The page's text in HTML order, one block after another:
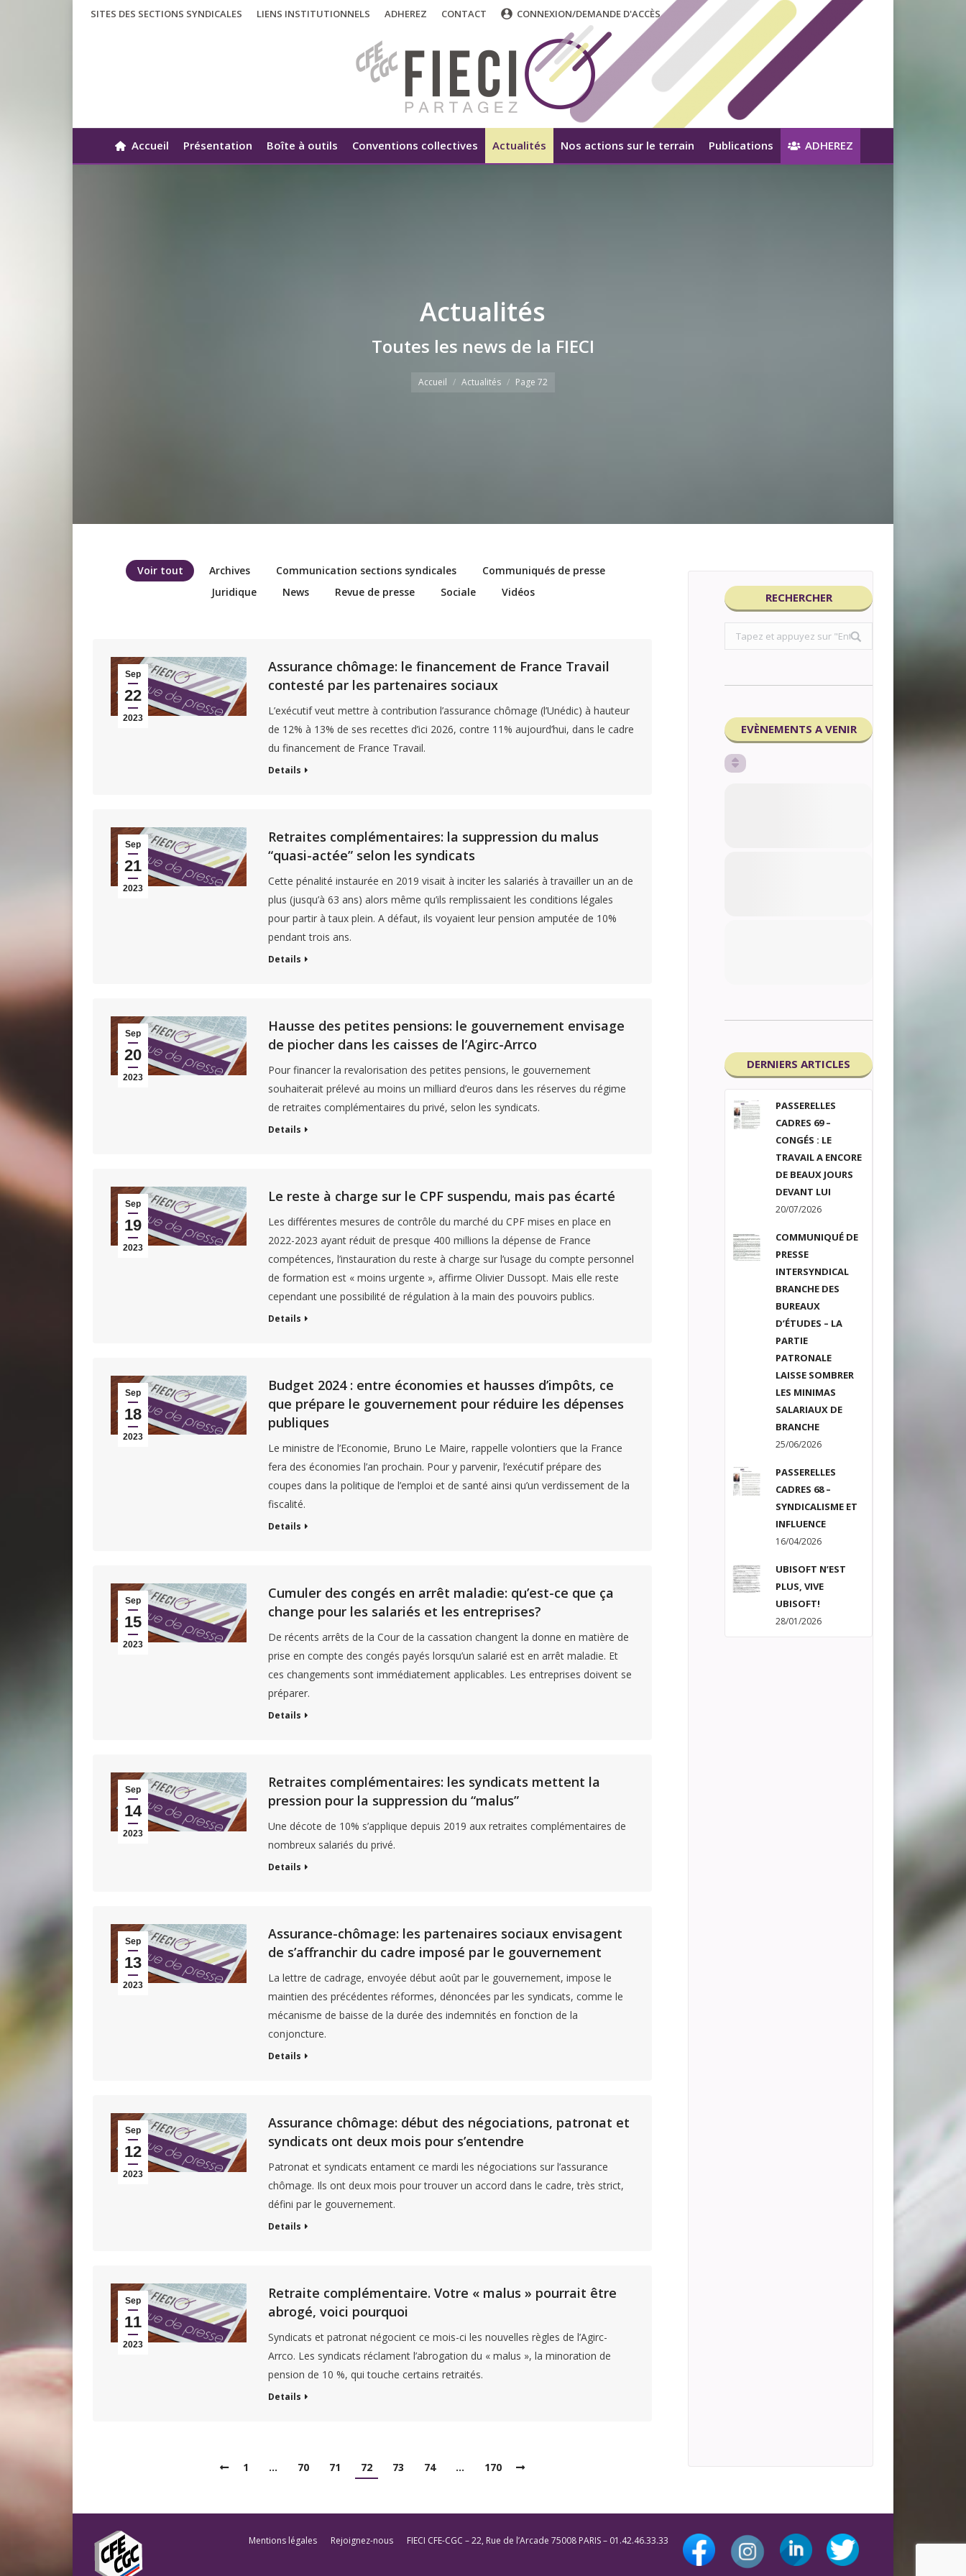
SITES DES SECTIONS SYNDICALES LIENS INSTITUTIONNELS ADHEREZ CONTACT CONNEXION/DEMANDE D'ACCÈS
Accueil Présentation Boîte à outils Conventions collectives Actualités Nos actions sur le terrain Publications ADHEREZ
Actualités
Toutes les news de la FIECI
Vous êtes ici
Accueil Actualités Page 72
Voir tout Archives Communication sections syndicales
Communiqués de presse
Juridique
News Revue de presse Sociale Vidéos
Sep
22
2023
Assurance chômage: le financement de France Travail
contesté par les partenaires sociaux
L’exécutif veut mettre à contribution l’assurance chômage (l’Unédic) à hauteur
de 12% à 13% de ses recettes d’ici 2026, contre 11% aujourd’hui, dans le cadre
du financement de France Travail.
Details
Sep
21
2023
Retraites complémentaires: la suppression du malus
“quasi-actée” selon les syndicats
Cette pénalité instaurée en 2019 visait à inciter les salariés à travailler un an de
plus (jusqu’à 63 ans) alors même qu’ils remplissaient les conditions légales
pour partir à taux plein. A défaut, ils voyaient leur pension amputée de 10%
pendant trois ans.
Details
Sep
20
2023
Hausse des petites pensions: le gouvernement envisage
de piocher dans les caisses de l’Agirc-Arrco
Pour financer la revalorisation des petites pensions, le gouvernement
souhaiterait prélevé au moins un milliard d’euros dans les réserves du régime
de retraites complémentaires du privé, selon les syndicats.
Details
Sep
19
2023
Le reste à charge sur le CPF suspendu, mais pas écarté
Les différentes mesures de contrôle du marché du CPF mises en place en
2022-2023 ayant réduit de presque 400 millions la dépense de France
compétences, l’instauration du reste à charge sur l’usage du compte personnel
de formation est « moins urgente », affirme Olivier Dussopt. Mais elle reste
cependant une possibilité de régulation à la main des pouvoirs publics.
Details
Sep
18
2023
Budget 2024 : entre économies et hausses d’impôts, ce
que prépare le gouvernement pour réduire les dépenses
publiques
Le ministre de l’Economie, Bruno Le Maire, rappelle volontiers que la France
fera des économies l’an prochain. Pour y parvenir, l’exécutif prépare des
coupes dans la politique de l’emploi et de santé ainsi qu’un verdissement de la
fiscalité.
Details
Sep
15
2023
Cumuler des congés en arrêt maladie: qu’est-ce que ça
change pour les salariés et les entreprises?
De récents arrêts de la Cour de la cassation changent la donne en matière de
prise en compte des congés payés lorsqu’un salarié est en arrêt maladie. Et
ces changements sont immédiatement applicables. Les entreprises doivent se
préparer.
Details
Sep
14
2023
Retraites complémentaires: les syndicats mettent la
pression pour la suppression du “malus”
Une décote de 10% s’applique depuis 2019 aux retraites complémentaires de
nombreux salariés du privé.
Details
Sep
13
2023
Assurance-chômage: les partenaires sociaux envisagent
de s’affranchir du cadre imposé par le gouvernement
La lettre de cadrage, envoyée début août par le gouvernement, impose le
maintien des précédentes réformes, dénoncées par les syndicats, comme le
mécanisme de baisse de la durée des indemnités en fonction de la
conjoncture.
Details
Sep
12
2023
Assurance chômage: début des négociations, patronat et
syndicats ont deux mois pour s’entendre
Patronat et syndicats entament ce mardi les négociations sur l’assurance
chômage. Ils ont deux mois pour trouver un accord dans le cadre, très strict,
défini par le gouvernement.
Details
Sep
11
2023
Retraite complémentaire. Votre « malus » pourrait être
abrogé, voici pourquoi
Syndicats et patronat négocient ce mois-ci les nouvelles règles de l’Agirc-
Arrco. Les syndicats réclament l’abrogation du « malus », la minoration de
pension de 10 %, qui touche certains retraités.
Details
1 … 70 71 72 73 74 … 170
RECHERCHER
Search:
EVÈNEMENTS A VENIR
DERNIERS ARTICLES
PASSERELLES
CADRES 69 –
CONGÉS : LE
TRAVAIL A ENCORE
DE BEAUX JOURS
DEVANT LUI
20/07/2026
COMMUNIQUÉ DE
PRESSE
INTERSYNDICAL
BRANCHE DES
BUREAUX
D’ÉTUDES – LA
PARTIE
PATRONALE
LAISSE SOMBRER
LES MINIMAS
SALARIAUX DE
BRANCHE
25/06/2026
PASSERELLES
CADRES 68 –
SYNDICALISME ET
INFLUENCE
16/04/2026
UBISOFT N’EST
PLUS, VIVE
UBISOFT!
28/01/2026
Mentions légales Rejoignez-nous FIECI CFE-CGC – 22, Rue de l’Arcade 75008 PARIS – 01.42.46.33.33